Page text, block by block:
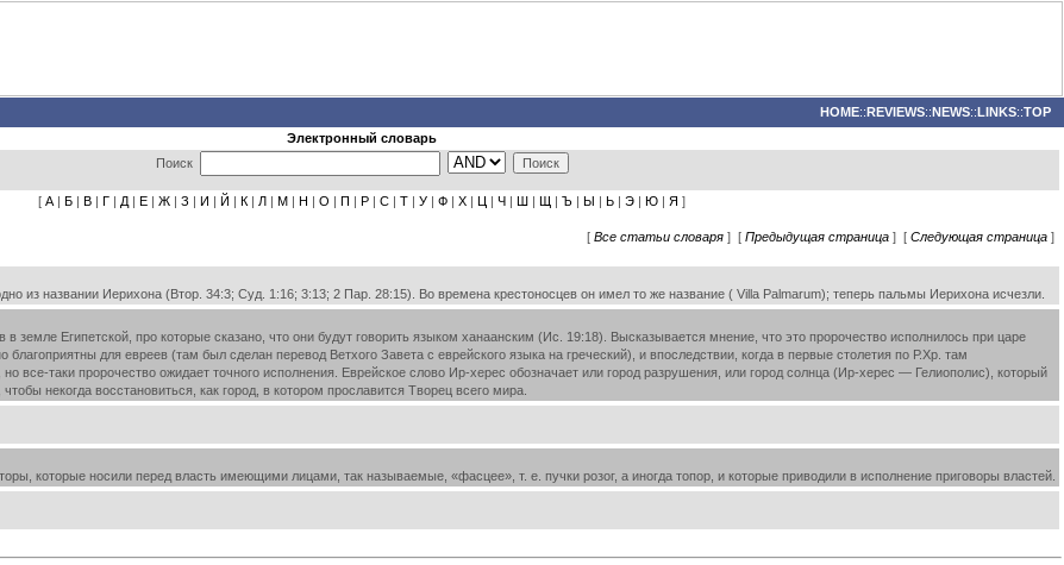
HOME::REVIEWS::NEWS::LINKS::TOP
Электронный словарь
Поиск
[ А | Б | В | Г | Д | Е | Ж | З | И | Й | К | Л | М | Н | О | П | Р | С | Т | У | Ф | Х | Ц | Ч | Ш | Щ | Ъ | Ы | Ь | Э | Ю | Я ]
[ Все статьи словаря ] [ Предыдущая страница ] [ Следующая страница ]
из названии Иерихона (Втор. 34:3; Суд. 1:16; 3:13; 2 Пар. 28:15). Во времена крестоносцев он имел то же название ( Villa Palmarum); теперь пальмы Иерихона исчезли.
земле Египетской, про которые сказано, что они будут говорить языком ханаанским (Ис. 19:18). Высказывается мнение, что это пророчество исполнилось при царе
для евреев (там был сделан перевод Ветхого Завета с еврейского языка на греческий), и впоследствии, когда в первые столетия по Р.Хр. там
все-таки пророчество ожидает точного исполнения. Еврейское слово Ир-херес обозначает или город разрушения, или город солнца (Ир-херес — Гелиополис), который
некогда восстановиться, как город, в котором прославится Творец всего мира.
которые носили перед власть имеющими лицами, так называемые, «фасцее», т. е. пучки розог, а иногда топор, и которые приводили в исполнение приговоры властей.